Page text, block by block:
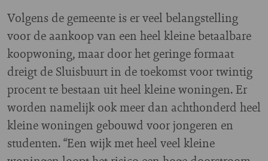
Volgens de gemeente is er veel belangstelling
voor de aankoop van een heel kleine betaalbare
koopwoning, maar door het geringe formaat
dreigt de Sluisbuurt in de toekomst voor twintig
procent te bestaan uit heel kleine woningen. Er
worden namelijk ook meer dan achthonderd heel
kleine woningen gebouwd voor jongeren en
studenten. “Een wijk met heel veel kleine